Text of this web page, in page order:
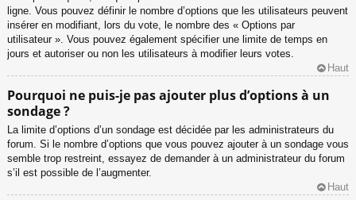
ligne. Vous pouvez définir le nombre d’options que les utilisateurs peuvent
insérer en modifiant, lors du vote, le nombre des « Options par
utilisateur ». Vous pouvez également spécifier une limite de temps en
jours et autoriser ou non les utilisateurs à modifier leurs votes.
Haut
Pourquoi ne puis-je pas ajouter plus d’options à un
sondage ?
La limite d’options d’un sondage est décidée par les administrateurs du
forum. Si le nombre d’options que vous pouvez ajouter à un sondage vous
semble trop restreint, essayez de demander à un administrateur du forum
s’il est possible de l’augmenter.
Haut